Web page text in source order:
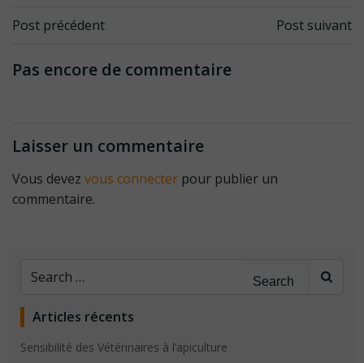
Navigation
de
Post précédent
Navigation
de
Post suivant
Pas encore de commentaire
Laisser un commentaire
Vous devez vous connecter pour publier un
commentaire.
Search
Articles récents
Sensibilité des Vétérinaires à l’apiculture